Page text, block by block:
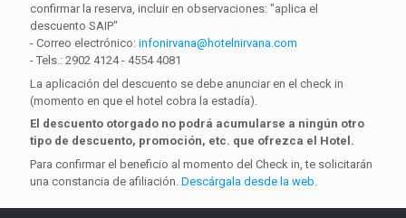
confirmar la reserva, incluir en observaciones: "aplica el
descuento SAIP"
- Correo electrónico: infonirvana@hotelnirvana.com
- Tels.: 2902 4124 - 4554 4081
La aplicación del descuento se debe anunciar en el check in
(momento en que el hotel cobra la estadía).
El descuento otorgado no podrá acumularse a ningún otro
tipo de descuento, promoción, etc. que ofrezca el Hotel.
Para confirmar el beneficio al momento del Check in, te solicitarán
una constancia de afiliación. Descárgala desde la web